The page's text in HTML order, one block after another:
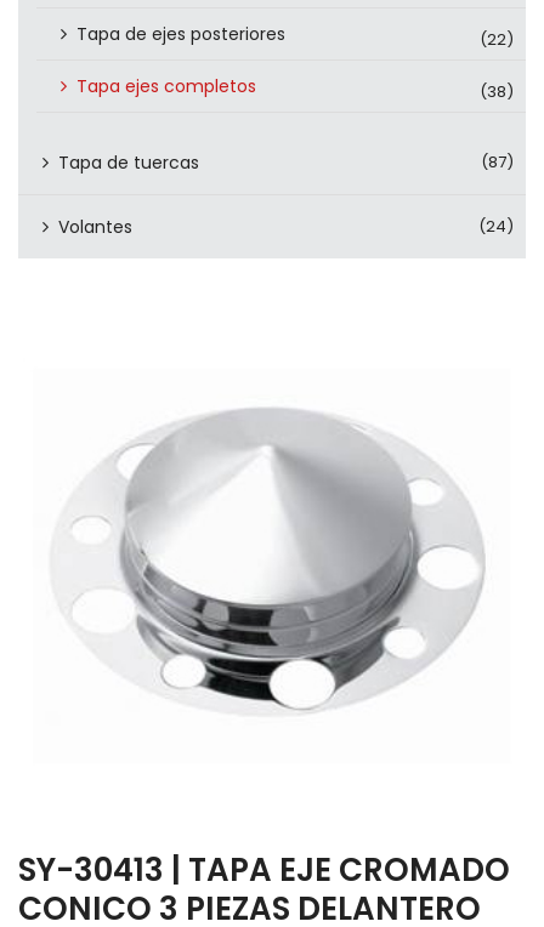
Tapa de ejes posteriores (22)
Tapa ejes completos (38)
Tapa de tuercas (87)
Volantes (24)
SY-30413 | TAPA EJE CROMADO
CONICO 3 PIEZAS DELANTERO